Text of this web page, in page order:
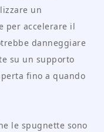
un
per accelerare il
danneggiare
su un supporto
fino a quando
le spugnette sono